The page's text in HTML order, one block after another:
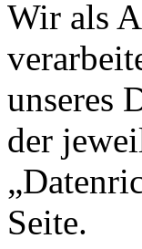
Wir als
unseres
der
Seite.